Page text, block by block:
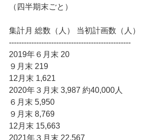
（四半期末ごと）
集計月 総数（人） 当初計画数（人）
-------------------------------------------------
2019年６月末 20
９月末 219
12月末 1,621
2020年３月末 3,987 約40,000人
６月末 5,950
９月末 8,769
12月末 15,663
2021年３月末 22,567